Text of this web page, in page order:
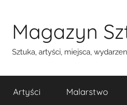
treściMagazyn
Sztuka, artyści, miejsca,
Artyści Malarstwo